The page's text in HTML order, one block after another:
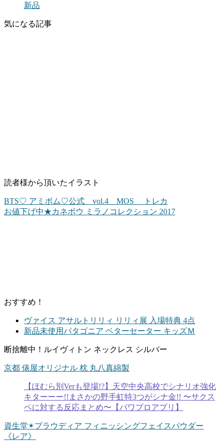
新品
気になる記事
読者様から頂いたイラスト
BTS♡ アミボム♡公式 vol.4 MOS トレカ
お値下げ中★カネボウ ミラノコレクション 2017
おすすめ！
ヴァイス アサルトリリィ リリィ展 入場特典 4点
新品未使用パタゴニア ベターセーター キッズＭ
断捨離中！ルイヴィトン ネックレス シルバー
京都 俵屋オリジナル 枕 丸八真綿製
【ほむら別Verも登場!?】天空中央高校でシナリオ強化
キターーー!!まさかの野手虹特3つがシナ金!! 〜サクス
ペに対する反応まとめ〜【パワプロアプリ】
資生堂✴︎プラウディア フィニッシングフェイスパウダー
《レア》